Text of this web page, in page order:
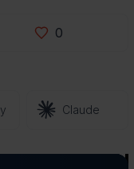
0
Claude